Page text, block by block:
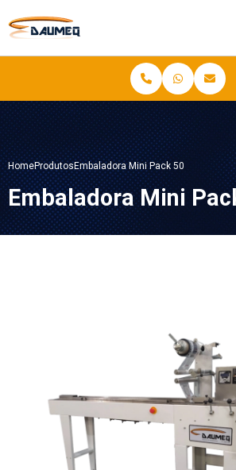
HomeProdutosEmbaladora Mini Pack 50
Embaladora Mini